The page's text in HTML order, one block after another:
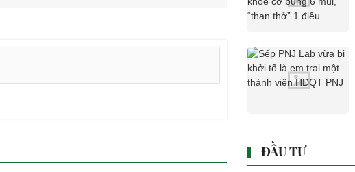
ĐẦU TƯ